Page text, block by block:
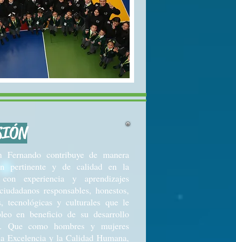
contribuye de manera
pertinente y de calidad en la
experiencia y aprendizajes
responsables, honestos,
tecnológicas y culturales que le
en beneficio de su desarrollo
Que como hombres y mujeres
Excelencia y la Calidad Humana,